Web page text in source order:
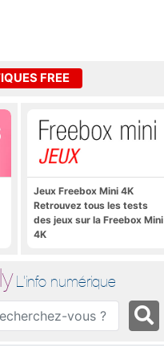
FREE
Jeux Freebox Mini 4K
Retrouvez tous les tests
des jeux sur la Freebox Mini
4K
L'info numérique